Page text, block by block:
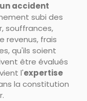
accident
subi des
souffrances,
revenus, frais
qu'ils soient
être évalués
l'expertise
la constitution